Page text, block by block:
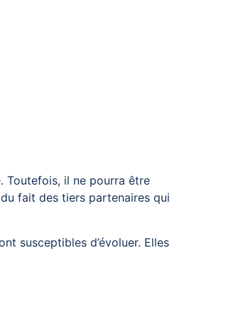
Toutefois, il ne pourra être
fait des tiers partenaires qui
susceptibles d’évoluer. Elles